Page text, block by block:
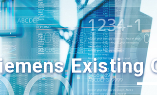
Existing